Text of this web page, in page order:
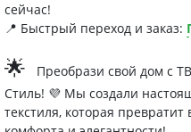
сейчас!
📍 Быстрый переход и заказ:
🌟
Преобрази свой дом с
Стиль! 💜 Мы создали
текстиля, которая